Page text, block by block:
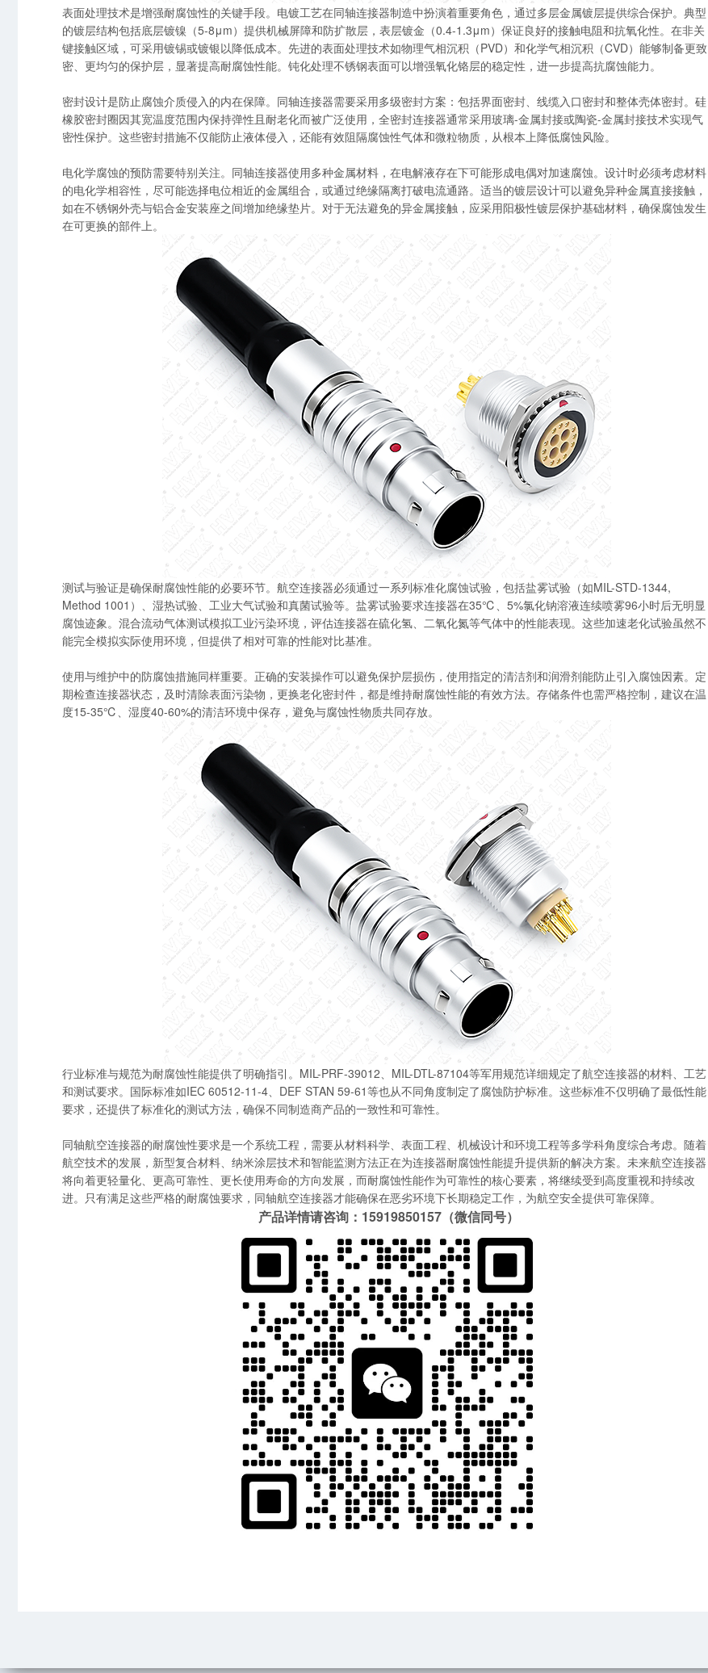
表面处理技术是增强耐腐蚀性的关键手段。电镀工艺在同轴连接器制造中扮演着重要角色，通过多层金属镀层提供综合保护。典型
的镀层结构包括底层镀镍（5-8μm）提供机械屏障和防扩散层，表层镀金（0.4-1.3μm）保证良好的接触电阻和抗氧化性。在非关
键接触区域，可采用镀锡或镀银以降低成本。先进的表面处理技术如物理气相沉积（PVD）和化学气相沉积（CVD）能够制备更致
密、更均匀的保护层，显著提高耐腐蚀性能。钝化处理不锈钢表面可以增强氧化铬层的稳定性，进一步提高抗腐蚀能力。
密封设计是防止腐蚀介质侵入的内在保障。同轴连接器需要采用多级密封方案：包括界面密封、线缆入口密封和整体壳体密封。硅
橡胶密封圈因其宽温度范围内保持弹性且耐老化而被广泛使用，全密封连接器通常采用玻璃-金属封接或陶瓷-金属封接技术实现气
密性保护。这些密封措施不仅能防止液体侵入，还能有效阻隔腐蚀性气体和微粒物质，从根本上降低腐蚀风险。
电化学腐蚀的预防需要特别关注。同轴连接器使用多种金属材料，在电解液存在下可能形成电偶对加速腐蚀。设计时必须考虑材料
的电化学相容性，尽可能选择电位相近的金属组合，或通过绝缘隔离打破电流通路。适当的镀层设计可以避免异种金属直接接触，
如在不锈钢外壳与铝合金安装座之间增加绝缘垫片。对于无法避免的异金属接触，应采用阳极性镀层保护基础材料，确保腐蚀发生
在可更换的部件上。
测试与验证是确保耐腐蚀性能的必要环节。航空连接器必须通过一系列标准化腐蚀试验，包括盐雾试验（如MIL-STD-1344,
Method 1001）、湿热试验、工业大气试验和真菌试验等。盐雾试验要求连接器在35℃、5%氯化钠溶液连续喷雾96小时后无明显
腐蚀迹象。混合流动气体测试模拟工业污染环境，评估连接器在硫化氢、二氧化氮等气体中的性能表现。这些加速老化试验虽然不
能完全模拟实际使用环境，但提供了相对可靠的性能对比基准。
使用与维护中的防腐蚀措施同样重要。正确的安装操作可以避免保护层损伤，使用指定的清洁剂和润滑剂能防止引入腐蚀因素。定
期检查连接器状态，及时清除表面污染物，更换老化密封件，都是维持耐腐蚀性能的有效方法。存储条件也需严格控制，建议在温
度15-35℃、湿度40-60%的清洁环境中保存，避免与腐蚀性物质共同存放。
行业标准与规范为耐腐蚀性能提供了明确指引。MIL-PRF-39012、MIL-DTL-87104等军用规范详细规定了航空连接器的材料、工艺
和测试要求。国际标准如IEC 60512-11-4、DEF STAN 59-61等也从不同角度制定了腐蚀防护标准。这些标准不仅明确了最低性能
要求，还提供了标准化的测试方法，确保不同制造商产品的一致性和可靠性。
同轴航空连接器的耐腐蚀性要求是一个系统工程，需要从材料科学、表面工程、机械设计和环境工程等多学科角度综合考虑。随着
航空技术的发展，新型复合材料、纳米涂层技术和智能监测方法正在为连接器耐腐蚀性能提升提供新的解决方案。未来航空连接器
将向着更轻量化、更高可靠性、更长使用寿命的方向发展，而耐腐蚀性能作为可靠性的核心要素，将继续受到高度重视和持续改
进。只有满足这些严格的耐腐蚀要求，同轴航空连接器才能确保在恶劣环境下长期稳定工作，为航空安全提供可靠保障。
产品详情请咨询：15919850157（微信同号）